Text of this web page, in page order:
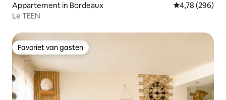
Appartement in Bordeaux Gemiddelde
4,78 (296)
Le TEEN
Favoriet van gasten
Favoriet van gasten